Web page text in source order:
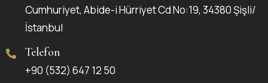
Cumhuriyet, Abide-i Hürriyet Cd No:19, 34380 Şişli/
İstanbul
Telefon
+90 (532) 647 12 50